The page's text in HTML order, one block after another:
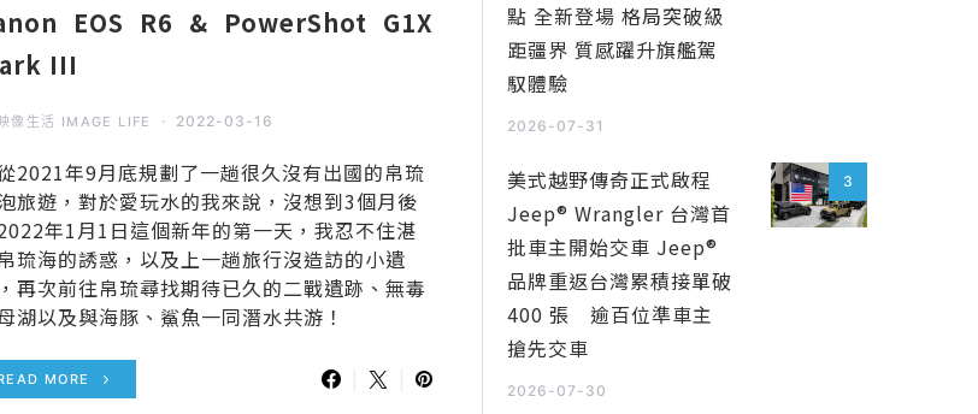
EOS R6 & PowerShot G1X
III
像生活 IMAGE LIFE 2022-03-16
2021年9月底規劃了一趟很久沒有出國的帛琉
旅遊，對於愛玩水的我來說，沒想到3個月後
年1月1日這個新年的第一天，我忍不住湛
琉海的誘惑，以及上一趟旅行沒造訪的小遺
再次前往帛琉尋找期待已久的二戰遺跡、無毒
湖以及與海豚、鯊魚一同潛水共游！
MORE
點 全新登場 格局突破級
距疆界 質感躍升旗艦駕
馭體驗
2026-07-31
3
美式越野傳奇正式啟程
Jeep® Wrangler 台灣首
批車主開始交車 Jeep®
品牌重返台灣累積接單破
400 張 逾百位準車主
搶先交車
2026-07-30